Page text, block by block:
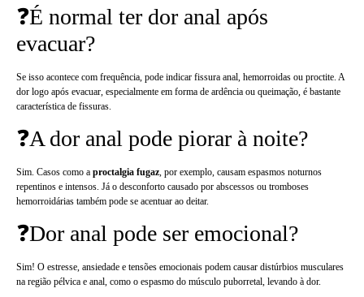
❓É normal ter dor anal após
evacuar?
Se isso acontece com frequência, pode indicar fissura anal, hemorroidas ou proctite. A
dor logo após evacuar, especialmente em forma de ardência ou queimação, é bastante
característica de fissuras.
❓A dor anal pode piorar à noite?
Sim. Casos como a proctalgia fugaz, por exemplo, causam espasmos noturnos
repentinos e intensos. Já o desconforto causado por abscessos ou tromboses
hemorroidárias também pode se acentuar ao deitar.
❓Dor anal pode ser emocional?
Sim! O estresse, ansiedade e tensões emocionais podem causar distúrbios musculares
na região pélvica e anal, como o espasmo do músculo puborretal, levando à dor.